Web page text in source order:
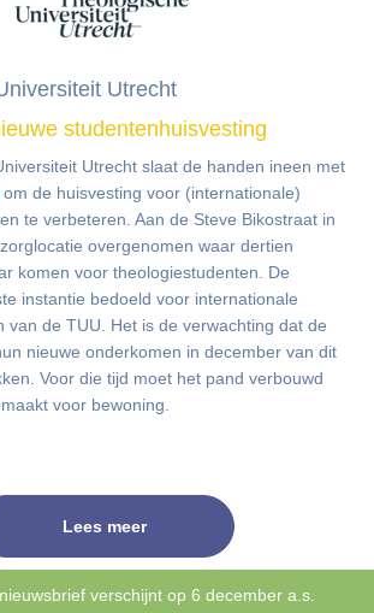
Utrecht
studentenhuisvesting
Utrecht slaat de handen ineen met
om de huisvesting voor (internationale)
te verbeteren. Aan de Steve Bikostraat in
overgenomen waar dertien
komen voor theologiestudenten. De
instantie bedoeld voor internationale
van de TUU. Het is de verwachting dat de
nieuwe onderkomen in december van dit
Voor die tijd moet het pand verbouwd
voor bewoning.
Lees meer
verschijnt op 6 december a.s.